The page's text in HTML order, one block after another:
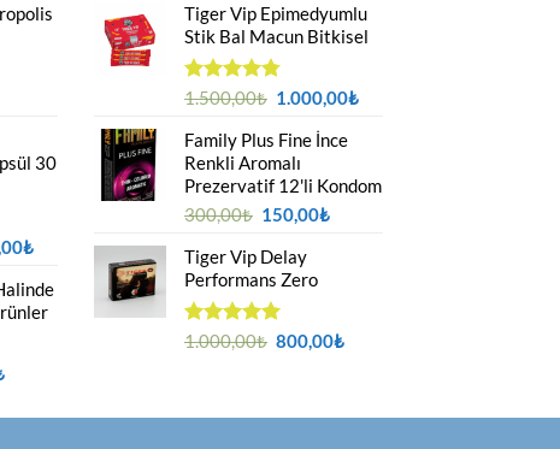
30
₺Şu
fiyat:
1.000,00₺.
Şu
fiyat:
Tiger Vip Epimedyumlu
Stik Bal Macun Bitkisel
5
4.75oy
aldı
1.500,00₺ Orijinal
1.500,00₺.
1.000,00₺Şu
Family Plus Fine İnce
Renkli Aromalı
Prezervatif 12'li Kondom
300,00₺ Orijinal
300,00₺.
150,00₺Şu
Tiger Vip Delay
Performans Zero
5 üzerinden
1.000,00₺ Orijinal
800,00₺Şu